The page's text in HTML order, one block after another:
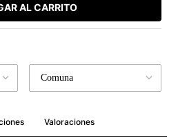
AL CARRITO
Comuna
Valoraciones